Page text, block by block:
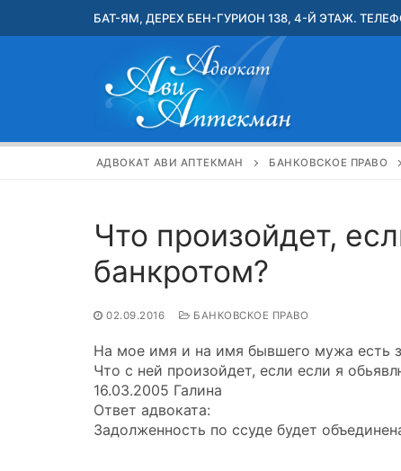
БАТ-ЯМ, ДЕРЕХ БЕН-ГУРИОН 138, 4-Й ЭТАЖ.
АДВОКАТ АВИ АПТЕКМАН БАНКОВСКОЕ ПРАВО
Что произойдет,
банкротом?
02.09.2016 БАНКОВСКОЕ ПРАВО
На мое имя и на имя бывшего мужа есть
Что с ней произойдет, если если я
16.03.2005 Галина
Ответ адвоката:
Задолженность по ссуде будет